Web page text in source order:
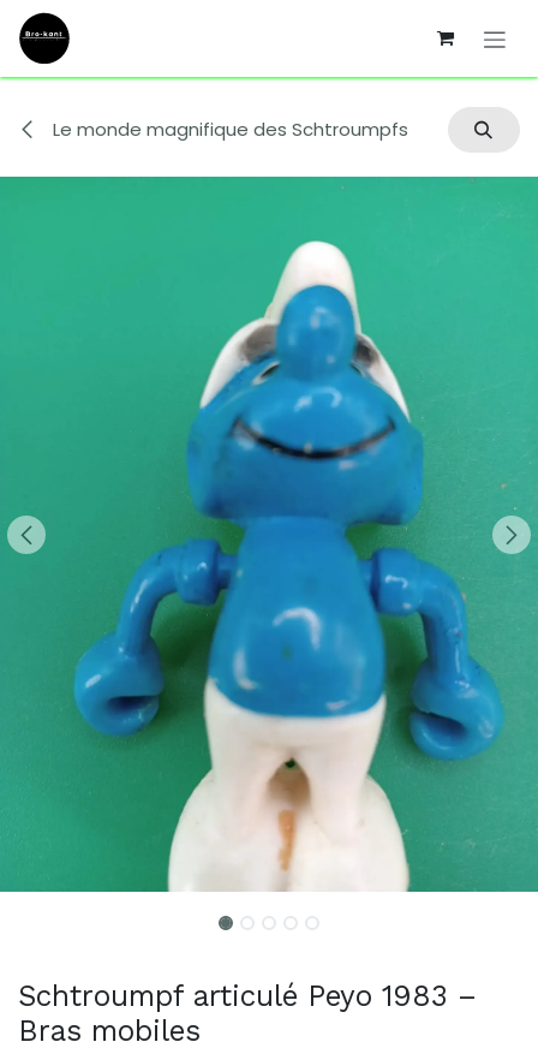
Se rendre au contenu
Le monde magnifique des Schtroumpfs
Schtroumpf articulé Peyo 1983 –
Bras mobiles